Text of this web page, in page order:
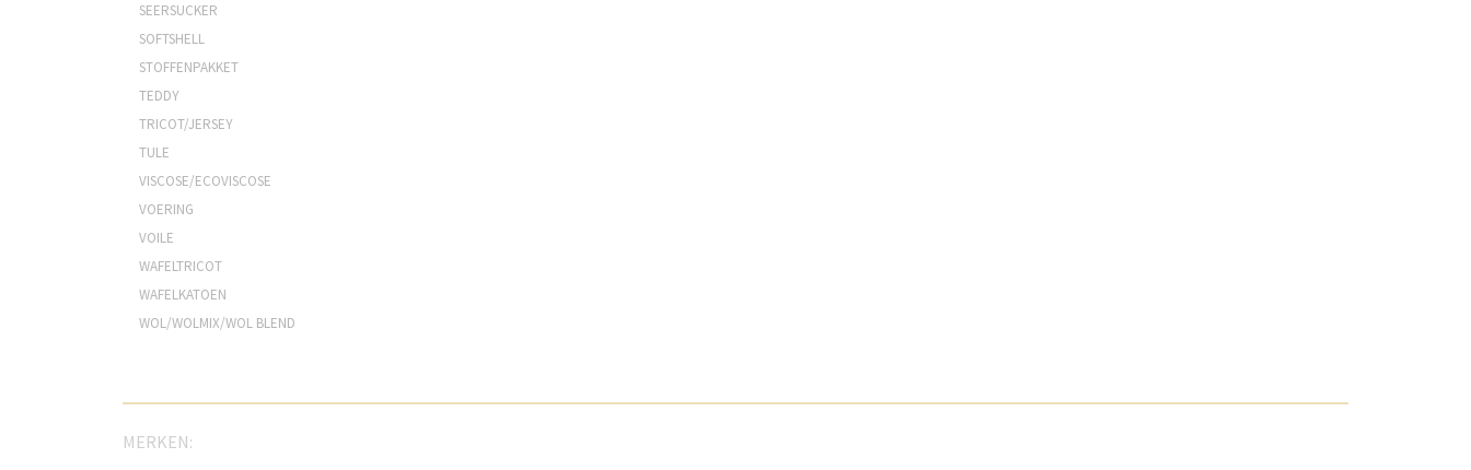
SEERSUCKER
SOFTSHELL
STOFFENPAKKET
TEDDY
TRICOT/JERSEY
TULE
VISCOSE/ECOVISCOSE
VOERING
VOILE
WAFELTRICOT
WAFELKATOEN
WOL/WOLMIX/WOL BLEND
MERKEN: